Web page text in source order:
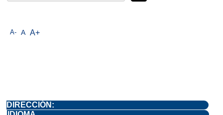
A- A A+
DIRECCIÓN: